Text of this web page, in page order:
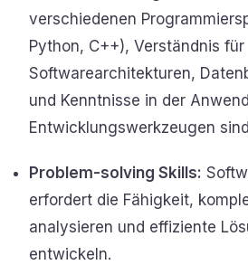
verschiedenen
Python, C++), Verständnis für
Softwarearchitekturen,
und Kenntnisse in der
Entwicklungswerkzeugen
Problem-solving Skills:
erfordert die Fähigkeit,
analysieren und effiziente
entwickeln.